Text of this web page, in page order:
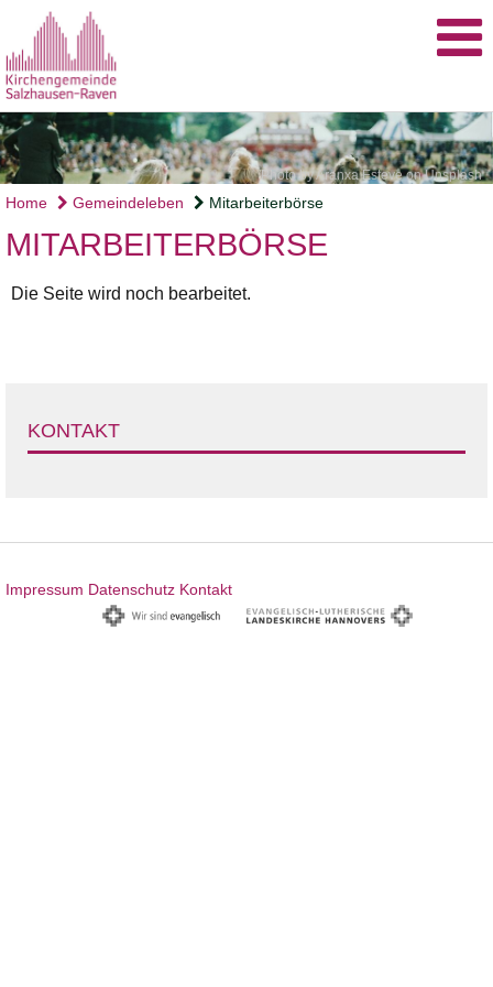
Photo by Aranxa Esteve on Unsplash
Home Gemeindeleben Mitarbeiterbörse
MITARBEITERBÖRSE
Die Seite wird noch bearbeitet.
KONTAKT
Impressum Datenschutz Kontakt